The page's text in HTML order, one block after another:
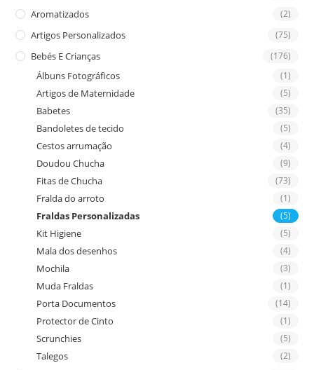
Aromatizados (2)
Artigos Personalizados (75)
Bebés E Crianças (176)
Álbuns Fotográficos (1)
Artigos de Maternidade (5)
Babetes (35)
Bandoletes de tecido (5)
Cestos arrumação (4)
Doudou Chucha (9)
Fitas de Chucha (73)
Fralda do arroto (1)
Fraldas Personalizadas (5)
Kit Higiene (5)
Mala dos desenhos (4)
Mochila (3)
Muda Fraldas (1)
Porta Documentos (14)
Protector de Cinto (1)
Scrunchies (5)
Talegos (2)